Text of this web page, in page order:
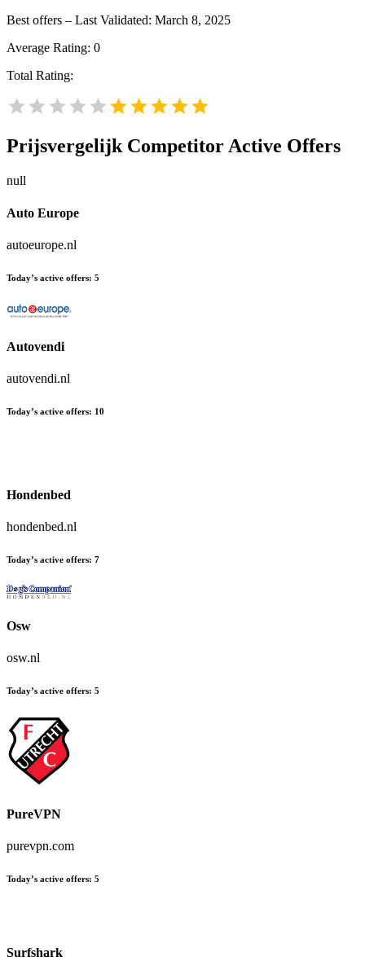
Best offers – Last Validated: March 8, 2025
Average Rating: 0
Total Rating:
PrijsvergelijkCompetitor Active Offers
null
Auto Europe
autoeurope.nl
Today’s active offers: 5
Autovendi
autovendi.nl
Today’s active offers: 10
Hondenbed
hondenbed.nl
Today’s active offers: 7
Osw
osw.nl
Today’s active offers: 5
PureVPN
purevpn.com
Today’s active offers: 5
Surfshark